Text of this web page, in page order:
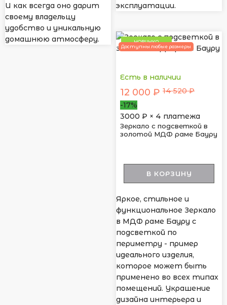
И как всегда оно дарит
своему владельцу
удобство и уникальную
домашнюю атмосферу.
эксплуатации.
НОВИНКА
Доступны любые размеры
Есть в наличии
12 000 ₽ 14 520 ₽
-17%
3000 ₽ × 4 платежа
Зеркало с подсветкой в
золотой МДФ раме Бауру
В КОРЗИНУ
Яркое, стильное и
функциональное Зеркало
в МДФ раме Бауру с
подсветкой по
периметру - пример
идеального изделия,
которое может быть
применено во всех типах
помещений. Украшение
дизайна интерьера и